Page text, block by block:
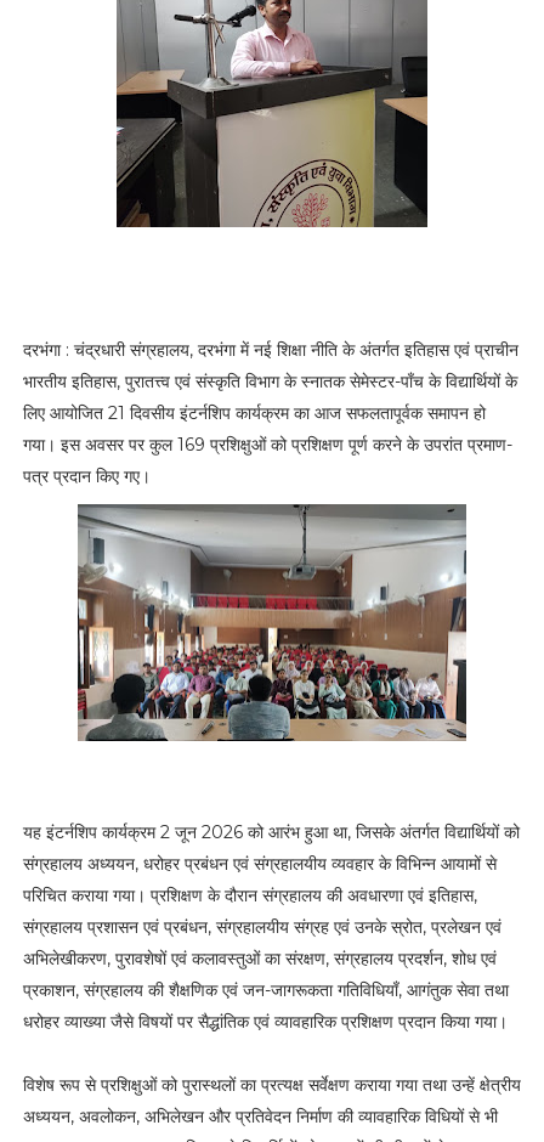
दरभंगा : चंद्रधारी संग्रहालय, दरभंगा में नई शिक्षा नीति के अंतर्गत इतिहास एवं प्राचीन
भारतीय इतिहास, पुरातत्त्व एवं संस्कृति विभाग के स्नातक सेमेस्टर-पाँच के विद्यार्थियों के
लिए आयोजित 21 दिवसीय इंटर्नशिप कार्यक्रम का आज सफलतापूर्वक समापन हो
गया। इस अवसर पर कुल 169 प्रशिक्षुओं को प्रशिक्षण पूर्ण करने के उपरांत प्रमाण-
पत्र प्रदान किए गए।
यह इंटर्नशिप कार्यक्रम 2 जून 2026 को आरंभ हुआ था, जिसके अंतर्गत विद्यार्थियों को
संग्रहालय अध्ययन, धरोहर प्रबंधन एवं संग्रहालयीय व्यवहार के विभिन्न आयामों से
परिचित कराया गया। प्रशिक्षण के दौरान संग्रहालय की अवधारणा एवं इतिहास,
संग्रहालय प्रशासन एवं प्रबंधन, संग्रहालयीय संग्रह एवं उनके स्रोत, प्रलेखन एवं
अभिलेखीकरण, पुरावशेषों एवं कलावस्तुओं का संरक्षण, संग्रहालय प्रदर्शन, शोध एवं
प्रकाशन, संग्रहालय की शैक्षणिक एवं जन-जागरूकता गतिविधियाँ, आगंतुक सेवा तथा
धरोहर व्याख्या जैसे विषयों पर सैद्धांतिक एवं व्यावहारिक प्रशिक्षण प्रदान किया गया।
विशेष रूप से प्रशिक्षुओं को पुरास्थलों का प्रत्यक्ष सर्वेक्षण कराया गया तथा उन्हें क्षेत्रीय
अध्ययन, अवलोकन, अभिलेखन और प्रतिवेदन निर्माण की व्यावहारिक विधियों से भी